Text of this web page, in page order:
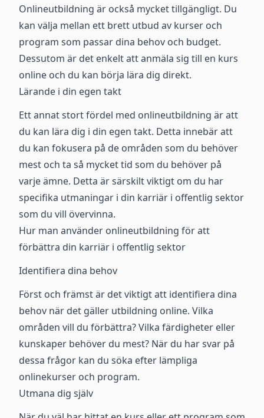
Onlineutbildning är också mycket tillgängligt. Du
kan välja mellan ett brett utbud av kurser och
program som passar dina behov och budget.
Dessutom är det enkelt att anmäla sig till en kurs
online och du kan börja lära dig direkt.
Lärande i din egen takt
Ett annat stort fördel med onlineutbildning är att
du kan lära dig i din egen takt. Detta innebär att
du kan fokusera på de områden som du behöver
mest och ta så mycket tid som du behöver på
varje ämne. Detta är särskilt viktigt om du har
specifika utmaningar i din karriär i offentlig sektor
som du vill övervinna.
Hur man använder onlineutbildning för att
förbättra din karriär i offentlig sektor
Identifiera dina behov
Först och främst är det viktigt att identifiera dina
behov när det gäller utbildning online. Vilka
områden vill du förbättra? Vilka färdigheter eller
kunskaper behöver du mest? När du har svar på
dessa frågor kan du söka efter lämpliga
onlinekurser och program.
Utmana dig själv